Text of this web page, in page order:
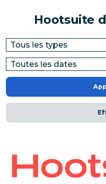
Hootsuite
The hidden cost of